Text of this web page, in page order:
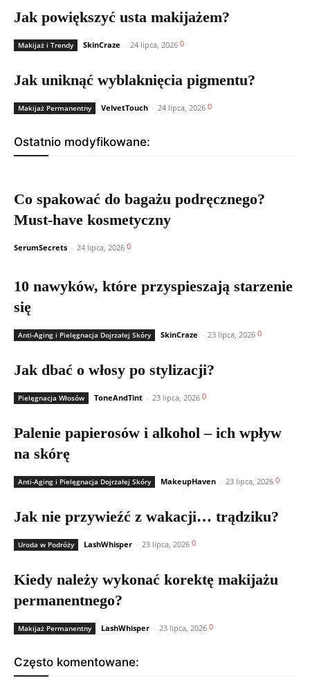
Jak powiększyć usta makijażem?
Makijaż i Trendy SkinCraze - 24 lipca, 2026 0
Jak uniknąć wyblaknięcia pigmentu?
Makijaż Permanentny VelvetTouch - 24 lipca, 2026 0
Ostatnio modyfikowane:
Co spakować do bagażu podręcznego?
Must-have kosmetyczny
SerumSecrets - 24 lipca, 2026 0
10 nawyków, które przyspieszają starzenie
się
Anti-Aging i Pielęgnacja Dojrzałej Skóry SkinCraze - 23 lipca, 2026 0
Jak dbać o włosy po stylizacji?
Pielęgnacja Włosów ToneAndTint - 23 lipca, 2026 0
Palenie papierosów i alkohol – ich wpływ
na skórę
Anti-Aging i Pielęgnacja Dojrzałej Skóry MakeupHaven - 23 lipca, 2026 0
Jak nie przywieźć z wakacji… trądziku?
Uroda w Podróży LashWhisper - 23 lipca, 2026 0
Kiedy należy wykonać korektę makijażu
permanentnego?
Makijaż Permanentny LashWhisper - 23 lipca, 2026 0
Często komentowane: